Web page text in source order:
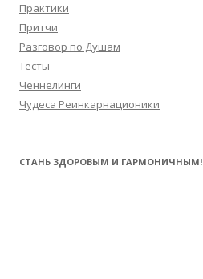
Практики
Притчи
Разговор по Душам
Тесты
Ченнелинги
Чудеса Реинкарнационики
СТАНЬ ЗДОРОВЫМ И ГАРМОНИЧНЫМ!